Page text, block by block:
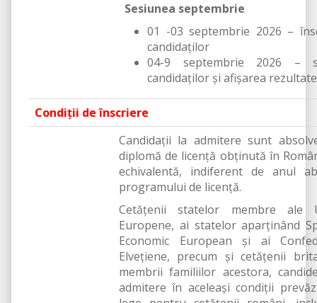
Sesiunea septembrie
01 -03 septembrie 2026 –
candidaţilor
04-9 septembrie 2026 –
candidaţilor şi afişarea
Condiţii de înscriere
Candidaţii la admitere sunt
diplomă de licenţă obținută în
echivalentă, indiferent de anul
programului de licență.
Cetăţenii statelor membre ale
Europene, ai statelor aparţinând
Economic European şi ai
Elveţiene, precum și cetățenii
membrii familiilor acestora,
admitere în aceleași condiții